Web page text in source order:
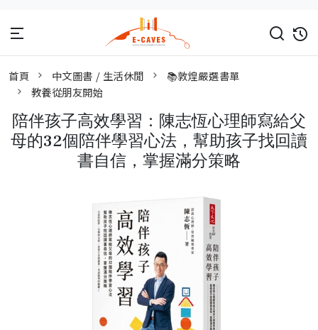
首頁 中文圖書 / 生活休閒
📚敦煌嚴選書單
教養從朋友開始
陪伴孩子高效學習：陳志恆心理師寫給父
母的32個陪伴學習心法，幫助孩子找回讀
書自信，掌握滿分策略